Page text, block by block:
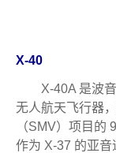
X-40
X-40A 是波音
无人航天飞行器
（SMV）项目的
作为 X-37 的亚